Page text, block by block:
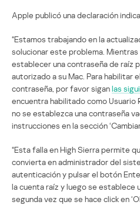
Apple publicó una declaración
“Estamos trabajando en la
solucionar este problema.
establecer una contraseña de raíz
autorizado a su Mac. Para habilitar
contraseña, por favor siganlas
encuentra habilitado como Usuario
no se establezca una contraseña
instrucciones en la sección
“Esta falla en High Sierra permite
convierta en administrador del
autenticación y pulsar el botón
la cuenta raíz y luego se establece
segunda vez que se hace click en